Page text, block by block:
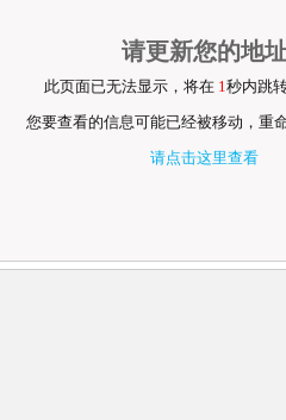
请更新您的地
此页面已无法显示，将在 1秒内跳
您要查看的信息可能已经被移动，重
请点击这里查看